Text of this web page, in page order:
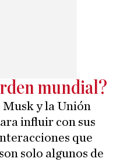
mundial?
y la Unión
influir con sus
que
solo algunos de